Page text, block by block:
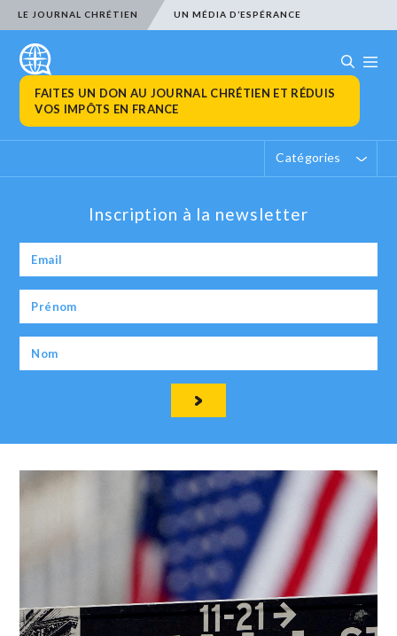
LE JOURNAL CHRÉTIEN UN MÉDIA D’ESPÉRANCE
FAITES UN DON AU JOURNAL CHRÉTIEN ET RÉDUIS
VOS IMPÔTS EN FRANCE
Catégories
Inscription à la newsletter